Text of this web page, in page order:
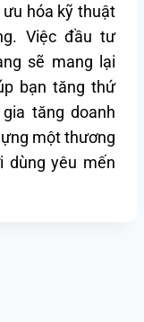
hóa kỹ thuật
Việc đầu tư
sẽ mang lại
bạn tăng thứ
tăng doanh
một thương
dùng yêu mến